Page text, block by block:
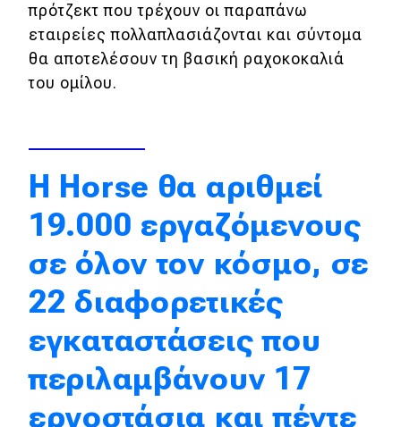
Ασφάλεια
Αγορά
Απόψεις
Test Drive
Δοκιμή
Αποστολή
Συγκρίνουμε
Formula 1
πρότζεκτ που τρέχουν οι παραπάνω
εταιρείες πολλαπλασιάζονται και σύντομα
θα αποτελέσουν τη βασική ραχοκοκαλιά
του ομίλου.
H Horse θα αριθμεί
19.000 εργαζόμενους
σε όλον τον κόσμο, σε
22 διαφορετικές
εγκαταστάσεις που
περιλαμβάνουν 17
εργοστάσια και πέντε